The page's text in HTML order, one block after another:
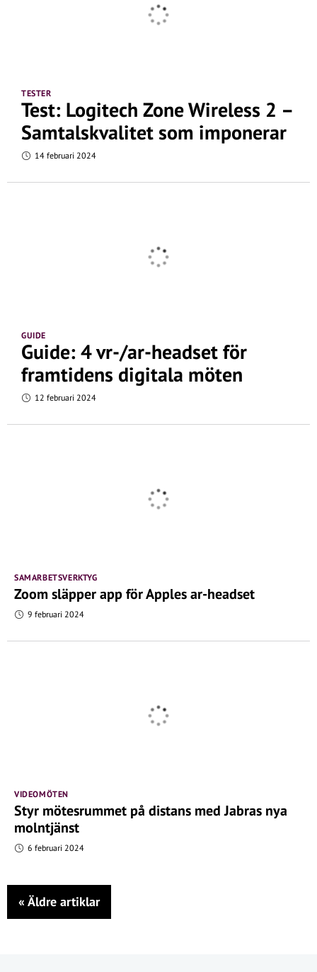
TESTER
Test: Logitech Zone Wireless 2 –
Samtalskvalitet som imponerar
14 februari 2024
GUIDE
Guide: 4 vr-/ar-headset för
framtidens digitala möten
12 februari 2024
SAMARBETSVERKTYG
Zoom släpper app för Apples ar-headset
9 februari 2024
VIDEOMÖTEN
Styr mötesrummet på distans med Jabras nya
molntjänst
6 februari 2024
« Äldre artiklar